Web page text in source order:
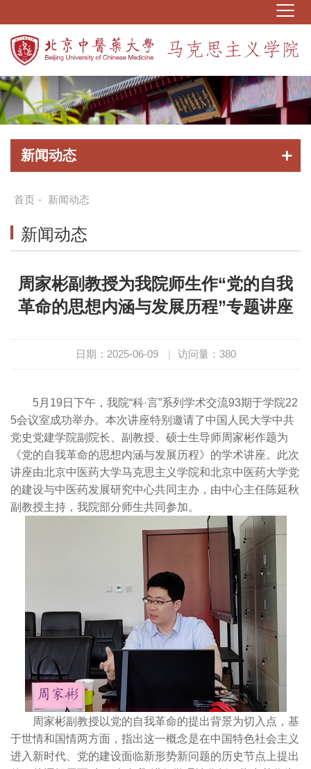
新闻动态
首页 - 新闻动态
新闻动态
周家彬副教授为我院师生作“党的自我
革命的思想内涵与发展历程”专题讲座
日期：2025-06-09 | 访问量： 380
5月19日下午，我院“科·言”系列学术交流93期于学院22
5会议室成功举办。本次讲座特别邀请了中国人民大学中共
党史党建学院副院长、副教授、硕士生导师周家彬作题为
《党的自我革命的思想内涵与发展历程》的学术讲座。此次
讲座由北京中医药大学马克思主义学院和北京中医药大学党
的建设与中医药发展研究中心共同主办，由中心主任陈延秋
副教授主持，我院部分师生共同参加。
周家彬副教授以党的自我革命的提出背景为切入点，基
于世情和国情两方面，指出这一概念是在中国特色社会主义
进入新时代、党的建设面临新形势新问题的历史节点上提出